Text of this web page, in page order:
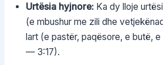
Urtësia hyjnore:Ka dy lloje
(e mbushur me zili dhe
lart (e pastër, paqësore, e butë,
— 3:17).